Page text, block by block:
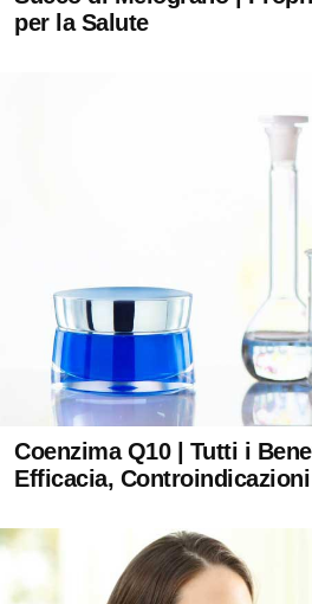
per la Salute
Coenzima Q10 | Tutti i
Efficacia, Controindicazioni